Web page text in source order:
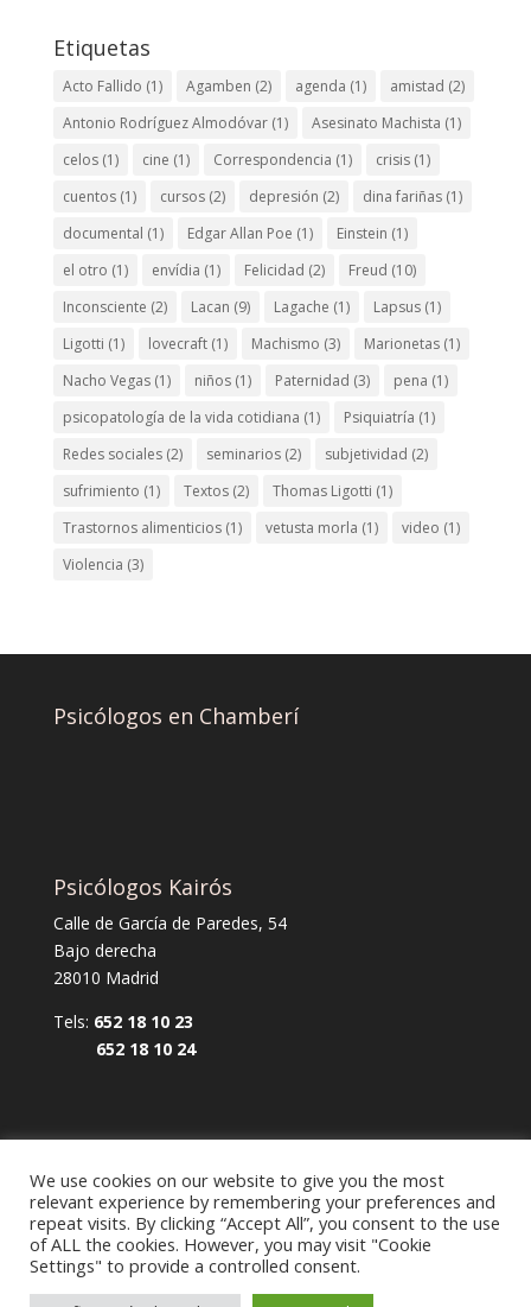
Etiquetas
Acto Fallido (1) Agamben (2) agenda (1) amistad (2)
Antonio Rodríguez Almodóvar(1) Asesinato Machista (1)
celos(1) cine (1) Correspondencia (1) crisis(1)
cuentos(1) cursos(2) depresión (2) dina fariñas(1)
documental (1) Edgar Allan Poe (1) Einstein (1)
el otro (1) envídia (1) Felicidad (2) Freud (10)
Inconsciente (2) Lacan (9) Lagache (1) Lapsus(1)
Ligotti (1) lovecraft(1) Machismo (3) Marionetas(1)
Nacho Vegas(1) niños(1) Paternidad (3) pena (1)
psicopatología de la vida cotidiana (1) Psiquiatría (1)
Redes sociales(2) seminarios(2) subjetividad (2)
sufrimiento (1) Textos(2) Thomas Ligotti (1)
Trastornos alimenticios(1) vetusta morla (1) video (1)
Violencia (3)
Psicólogos en Chamberí
Psicólogos Kairós
Calle de García de Paredes, 54
Bajo derecha
28010 Madrid
Tels: 652 18 10 23
652 18 10 24
Aviso legal y política de privacidad
Política de cookies
We use cookies on our website to give you the most
relevant experience by remembering your preferences and
repeat visits. By clicking “Accept All”, you consent to the use
of ALL the cookies. However, you may visit "Cookie
Settings" to provide a controlled consent.